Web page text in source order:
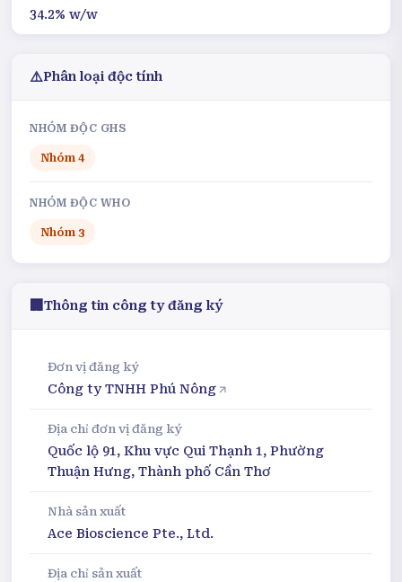
34.2% w/w
⚠️Phân loại độc tính
NHÓM ĐỘC GHS
Nhóm 4
NHÓM ĐỘC WHO
Nhóm 3
🏢 Thông tin công ty đăng ký
Đơn vị đăng ký
Công ty TNHH Phú Nông
Địa chỉ đơn vị đăng ký
Quốc lộ 91, Khu vực Qui Thạnh 1, Phường
Thuận Hưng, Thành phố Cần Thơ
Nhà sản xuất
Ace Bioscience Pte., Ltd.
Địa chỉ sản xuất